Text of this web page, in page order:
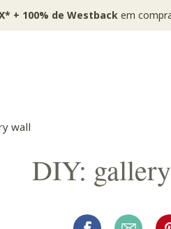
+ 100% de Westback em
wall
DIY: